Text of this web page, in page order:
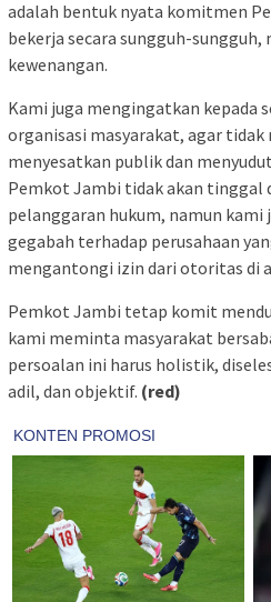
adalah bentuk nyata komitmen
bekerja secara sungguh-
kewenangan.
Kami juga mengingatkan kepada
organisasi masyarakat, agar tidak
menyesatkan publik dan
Pemkot Jambi tidak akan tinggal
pelanggaran hukum, namun
gegabah terhadap perusahaan
mengantongi izin dari otoritas di
Pemkot Jambi tetap komit
kami meminta masyarakat
persoalan ini harus holistik,
adil, dan objektif. (red)